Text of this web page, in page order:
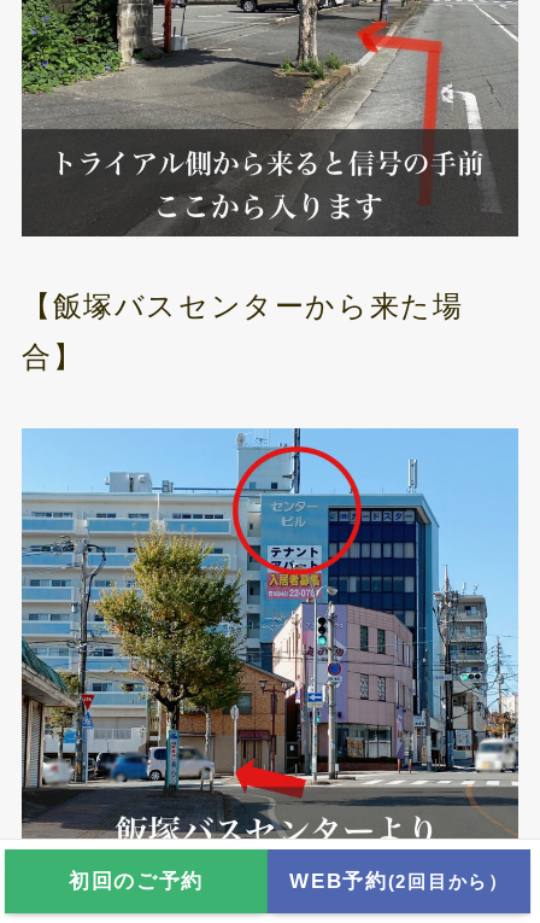
【飯塚バスセンターから来た場
合】
初回のご予約 WEB予約(2回目から）